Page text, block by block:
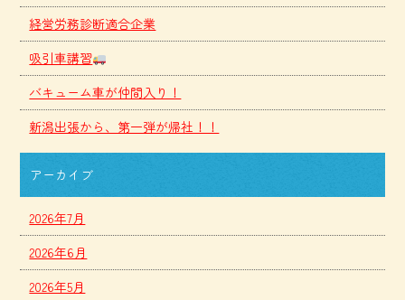
経営労務診断適合企業
吸引車講習
バキューム車が仲間入り！
新潟出張から、第一弾が帰社！！
アーカイブ
2026年7月
2026年6月
2026年5月